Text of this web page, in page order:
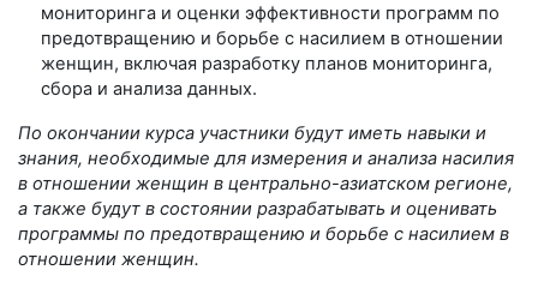
мониторинга и оценки эффективности программ по
предотвращению и борьбе с насилием в отношении
женщин, включая разработку планов мониторинга,
сбора и анализа данных.
По окончании курса участники будут иметь навыки и
знания, необходимые для измерения и анализа насилия
в отношении женщин в центрально-азиатском регионе,
а также будут в состоянии разрабатывать и оценивать
программы по предотвращению и борьбе с насилием в
отношении женщин.